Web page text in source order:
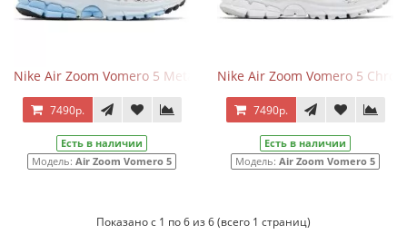
Nike Air Zoom Vomero 5 Metallic Silver Blue Tint
7490р.
Есть в наличии
Модель: Air Zoom Vomero 5
Nike Air Zoom Vomero 5
7490р.
Есть в наличии
Модель: Air Zoom Vomero 5
Показано с 1 по 6 из 6 (всего 1 страниц)